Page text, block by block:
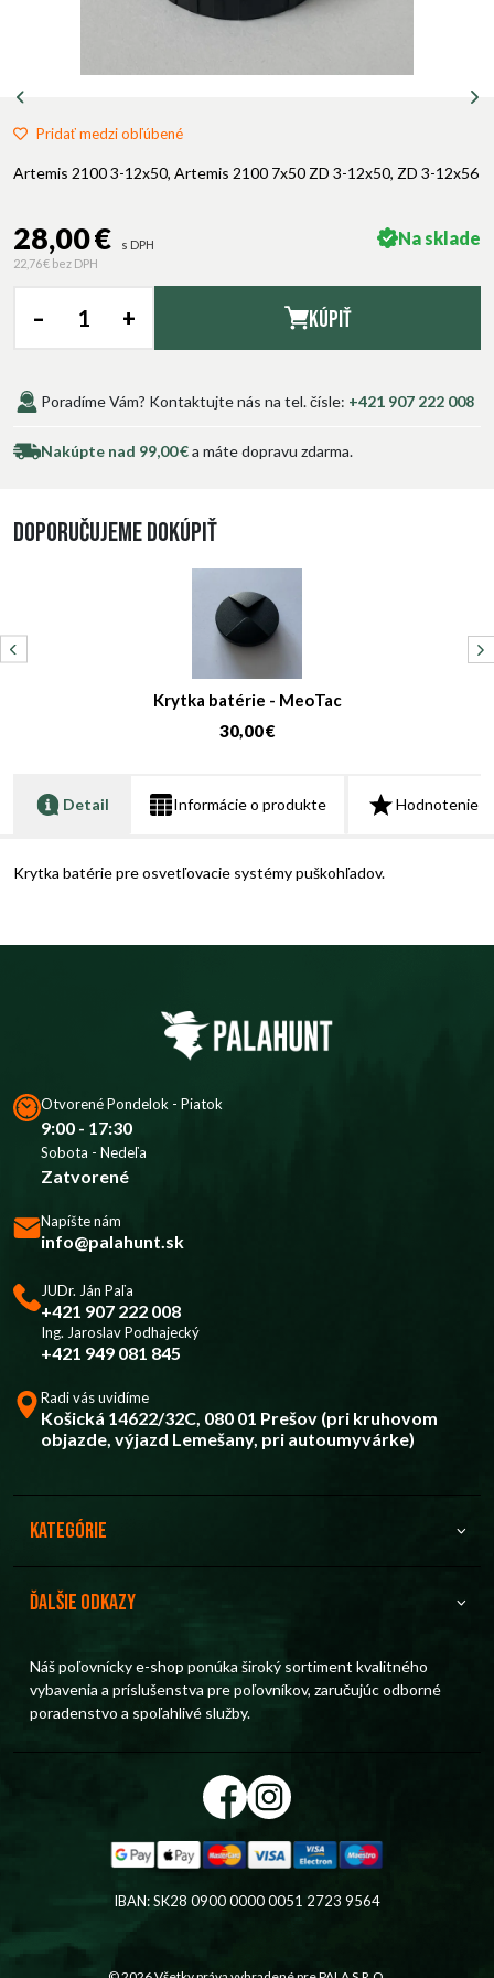
Pridať medzi obľúbené
Artemis 2100 3-12x50, Artemis 2100 7x50 ZD 3-12x50, ZD 3-12x56
28,00 €
s DPH
22,76 € bez DPH
Na sklade
– + Kúpiť
Poradíme Vám? Kontaktujte nás na tel. čísle: +421 907 222 008
Nakúpte nad 99,00 €a máte dopravu zdarma.
Doporučujeme dokúpiť
Krytka batérie - MeoTac
30,00 €
Detail Informácie o produkte Hodnotenie
Krytka batérie pre osvetľovacie systémy puškohľadov.
Otvorené Pondelok - Piatok
9:00 - 17:30
Sobota - Nedeľa
Zatvorené
Napíšte nám
info@palahunt.sk
JUDr. Ján Paľa
+421 907 222 008
Ing. Jaroslav Podhajecký
+421 949 081 845
Radi vás uvidíme
Košická 14622/32C, 080 01 Prešov (pri kruhovom
objazde, výjazd Lemešany, pri autoumyvárke)
Kategórie
Ďalšie odkazy
Náš poľovnícky e-shop ponúka široký sortiment kvalitného
vybavenia a príslušenstva pre poľovníkov, zaručujúc odborné
poradenstvo a spoľahlivé služby.
IBAN: SK28 0900 0000 0051 2723 9564